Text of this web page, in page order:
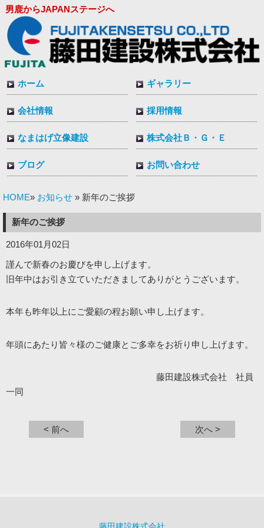
男鹿からJAPANステージへ
ホーム ギャラリー
会社情報 採用情報
なまはげ立像建設 株式会社Ｂ・Ｇ・Ｅ
ブログ お問い合わせ
HOME» お知らせ » 新年のご挨拶
新年のご挨拶
2016年01月02日
謹んで新春のお慶びを申し上げます。
旧年中はお引き立ていただきましてありがとうございます。
本年も昨年以上にご愛顧の程お願い申し上げます。
年頭にあたり皆々様のご健康とご多幸をお祈り申し上げます。
藤田建設株式会社 社員
一同
< 前へ 次へ >